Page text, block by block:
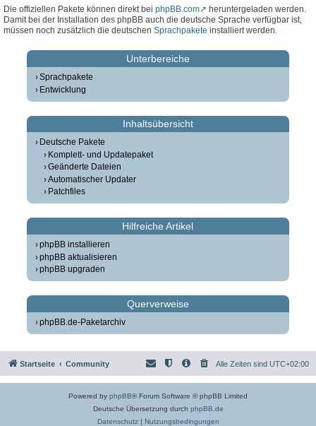
Die offiziellen Pakete können direkt bei phpBB.com
heruntergeladen werden.
Damit bei der Installation des phpBB auch die deutsche Sprache verfügbar ist,
müssen noch zusätzlich die deutschen Sprachpakete installiert werden.
Unterbereiche
Sprachpakete
Entwicklung
Inhaltsübersicht
Deutsche Pakete
Komplett- und Updatepaket
Geänderte Dateien
Automatischer Updater
Patchfiles
Hilfreiche Artikel
phpBB installieren
phpBB aktualisieren
phpBB upgraden
Querverweise
phpBB.de-Paketarchiv
Startseite Community Alle Zeiten sind UTC+02:00
Powered by phpBB® Forum Software © phpBB Limited
Deutsche Übersetzung durch phpBB.de
Datenschutz| Nutzungsbedingungen